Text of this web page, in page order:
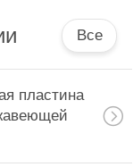
Все
пластина